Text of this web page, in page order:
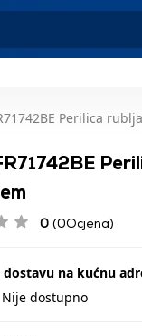
Perilica
0 (0Ocjena)
dostavu na kućnu
Nije dostupno